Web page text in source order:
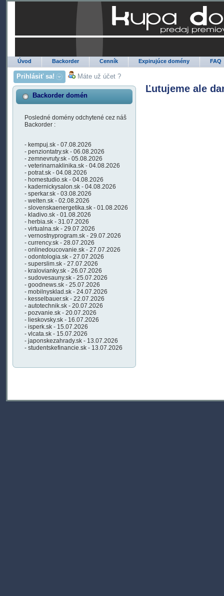
Úvod Backorder Cenník Expirujúce domény FAQ
Prihlásiť sa! Máte už účet ?
Backorder domén
Posledné domény odchytené cez náš
Backorder :
- kempuj.sk - 07.08.2026
- penziontatry.sk - 06.08.2026
- zemnevruty.sk - 05.08.2026
- veterinarnaklinika.sk - 04.08.2026
- potrat.sk - 04.08.2026
- homestudio.sk - 04.08.2026
- kadernickysalon.sk - 04.08.2026
- sperkar.sk - 03.08.2026
- welten.sk - 02.08.2026
- slovenskaenergetika.sk - 01.08.2026
- kladivo.sk - 01.08.2026
- herbia.sk - 31.07.2026
- virtualna.sk - 29.07.2026
- vernostnyprogram.sk - 29.07.2026
- currency.sk - 28.07.2026
- onlinedoucovanie.sk - 27.07.2026
- odontologia.sk - 27.07.2026
- superslim.sk - 27.07.2026
- kralovianky.sk - 26.07.2026
- sudovesauny.sk - 25.07.2026
- goodnews.sk - 25.07.2026
- mobilnysklad.sk - 24.07.2026
- kesselbauer.sk - 22.07.2026
- autotechnik.sk - 20.07.2026
- pozvanie.sk - 20.07.2026
- lieskovsky.sk - 16.07.2026
- isperk.sk - 15.07.2026
- vlcata.sk - 15.07.2026
- japonskezahrady.sk - 13.07.2026
- studentskefinancie.sk - 13.07.2026
Ľutujeme ale